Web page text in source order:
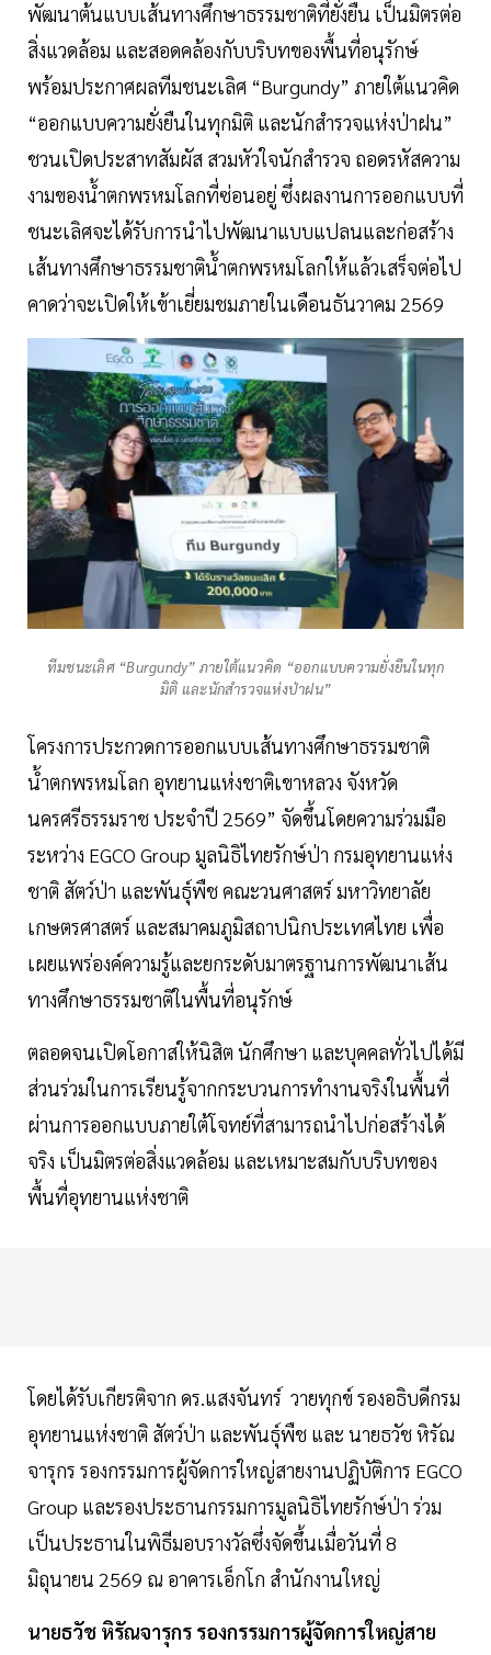
พัฒนาต้นแบบเส้นทางศึกษาธรรมชาติที่ยั่งยืน เป็นมิตรต่อ
สิ่งแวดล้อม และสอดคล้องกับบริบทของพื้นที่อนุรักษ์
พร้อมประกาศผลทีมชนะเลิศ “Burgundy” ภายใต้แนวคิด
“ออกแบบความยั่งยืนในทุกมิติ และนักสำรวจแห่งป่าฝน”
ชวนเปิดประสาทสัมผัส สวมหัวใจนักสำรวจ ถอดรหัสความ
งามของน้ำตกพรหมโลกที่ซ่อนอยู่ ซึ่งผลงานการออกแบบที่
ชนะเลิศจะได้รับการนำไปพัฒนาแบบแปลนและก่อสร้าง
เส้นทางศึกษาธรรมชาติน้ำตกพรหมโลกให้แล้วเสร็จต่อไป
คาดว่าจะเปิดให้เข้าเยี่ยมชมภายในเดือนธันวาคม 2569
ทีมชนะเลิศ “Burgundy” ภายใต้แนวคิด “ออกแบบความยั่งยืนในทุก
มิติ และนักสำรวจแห่งป่าฝน”
โครงการประกวดการออกแบบเส้นทางศึกษาธรรมชาติ
น้ำตกพรหมโลก อุทยานแห่งชาติเขาหลวง จังหวัด
นครศรีธรรมราช ประจำปี 2569” จัดขึ้นโดยความร่วมมือ
ระหว่าง EGCO Group มูลนิธิไทยรักษ์ป่า กรมอุทยานแห่ง
ชาติ สัตว์ป่า และพันธุ์พืช คณะวนศาสตร์ มหาวิทยาลัย
เกษตรศาสตร์ และสมาคมภูมิสถาปนิกประเทศไทย เพื่อ
เผยแพร่องค์ความรู้และยกระดับมาตรฐานการพัฒนาเส้น
ทางศึกษาธรรมชาติในพื้นที่อนุรักษ์
ตลอดจนเปิดโอกาสให้นิสิต นักศึกษา และบุคคลทั่วไปได้มี
ส่วนร่วมในการเรียนรู้จากกระบวนการทำงานจริงในพื้นที่
ผ่านการออกแบบภายใต้โจทย์ที่สามารถนำไปก่อสร้างได้
จริง เป็นมิตรต่อสิ่งแวดล้อม และเหมาะสมกับบริบทของ
พื้นที่อุทยานแห่งชาติ
โดยได้รับเกียรติจาก ดร.แสงจันทร์ วายทุกข์ รองอธิบดีกรม
อุทยานแห่งชาติ สัตว์ป่า และพันธุ์พืช และ นายธวัช หิรัณ
จารุกร รองกรรมการผู้จัดการใหญ่สายงานปฏิบัติการ EGCO
Group และรองประธานกรรมการมูลนิธิไทยรักษ์ป่า ร่วม
เป็นประธานในพิธีมอบรางวัลซึ่งจัดขึ้นเมื่อวันที่ 8
มิถุนายน 2569 ณ อาคารเอ็กโก สำนักงานใหญ่
นายธวัช หิรัณจารุกร รองกรรมการผู้จัดการใหญ่สาย